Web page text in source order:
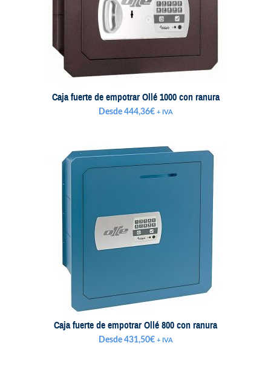
Caja fuerte de empotrar Ollé 1000 con ranura
Desde444,36€ + IVA
Caja fuerte de empotrar Ollé 800 con ranura
Desde431,50€ + IVA